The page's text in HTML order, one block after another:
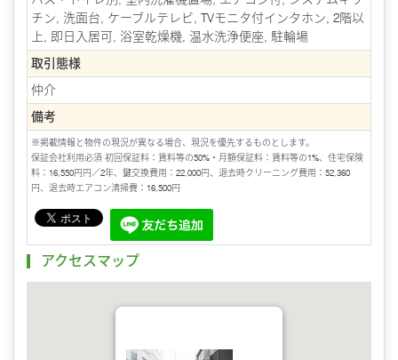
チン, 洗面台, ケーブルテレビ, TVモニタ付インタホン, 2階以
上, 即日入居可, 浴室乾燥機, 温水洗浄便座, 駐輪場
取引態様
仲介
備考
※掲載情報と物件の現況が異なる場合、現況を優先するものとします。
保証会社利用必須 初回保証料：賃料等の50%・月額保証料：賃料等の1%、住宅保険
料：16,550円円／2年、鍵交換費用：22,000円、退去時クリーニング費用：52,360
円、退去時エアコン清掃費：16,500円
アクセスマップ